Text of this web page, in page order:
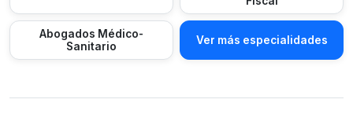
Abogados Médico-
Sanitario
Ver más especialidades